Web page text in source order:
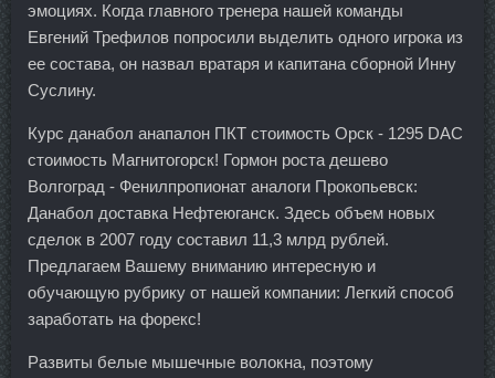
эмоциях. Когда главного тренера нашей команды
Евгений Трефилов попросили выделить одного игрока из
ее состава, он назвал вратаря и капитана сборной Инну
Суслину.
Курс данабол анапалон ПКТ стоимость Орск - 1295 DAC
стоимость Магнитогорск! Гормон роста дешево
Волгоград - Фенилпропионат аналоги Прокопьевск:
Данабол доставка Нефтеюганск. Здесь объем новых
сделок в 2007 году составил 11,3 млрд рублей.
Предлагаем Вашему вниманию интересную и
обучающую рубрику от нашей компании: Легкий способ
заработать на форекс!
Развиты белые мышечные волокна, поэтому